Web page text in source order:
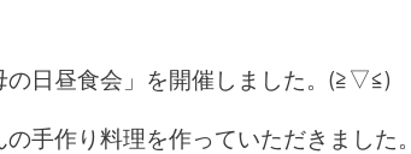
の日昼食会」を開催しました。(≧▽≦)
手作り料理を作っていただきました。